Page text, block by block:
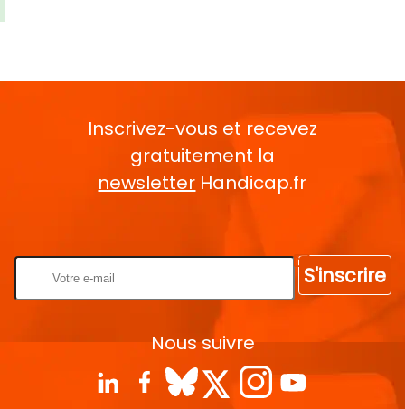
Inscrivez-vous et recevez
gratuitement la
newsletter Handicap.fr
S'inscrire
Nous suivre